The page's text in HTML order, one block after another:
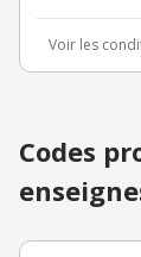
Voir les
Codes